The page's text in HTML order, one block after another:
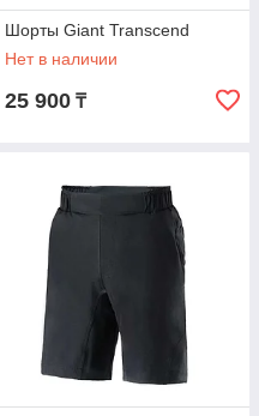
Шорты Giant Transcend
Нет в наличии
25 900 ₸